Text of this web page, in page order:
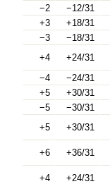
−2
−12/31
+3
+18/31
−3
−18/31
+4
+24/31
−4
−24/31
+5
+30/31
−5
−30/31
+5
+30/31
+6 +36/31
+4 +24/31